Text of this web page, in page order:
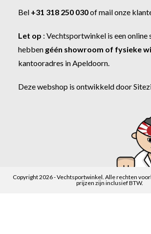
Bel +31 318 250 030ofmail onze
Let op :Vechtsportwinkel is een online
hebben géén showroom of fysieke
kantooradres in Apeldoorn.
Deze webshop is ontwikkeld door
Copyright 2026 - Vechtsportwinkel. Alle rechten
prijzen zijn inclusief BTW.